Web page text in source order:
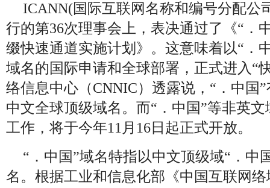
ICANN(国际互联网名称和编号分配公
行的第36次理事会上，表决通过了《“．
缀快速通道实施计划》。这意味着以“．
域名的国际申请和全球部署，正式进入“
络信息中心（CNNIC）透露说，“．中国
中文全球顶级域名。而“．中国”等非英
工作，将于今年11月16日起正式开放。
“．中国”域名特指以中文顶级域“．中
名。根据工业和信息化部《中国互联网